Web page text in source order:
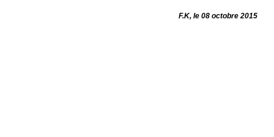
F.K, le 08 octobre 2015